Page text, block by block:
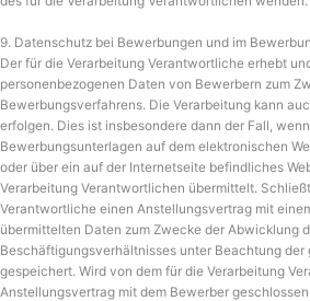
9. Datenschutz bei Bewerbungen und im
Der für die Verarbeitung Verantwortliche erhebt
personenbezogenen Daten von Bewerbern zum
Bewerbungsverfahrens. Die Verarbeitung kann
erfolgen. Dies ist insbesondere dann der Fall,
Bewerbungsunterlagen auf dem elektronischen
oder über ein auf der Internetseite befindliches
Verarbeitung Verantwortlichen übermittelt.
Verantwortliche einen Anstellungsvertrag mit
übermittelten Daten zum Zwecke der Abwicklung
Beschäftigungsverhältnisses unter Beachtung der
gespeichert. Wird von dem für die Verarbeitung
Anstellungsvertrag mit dem Bewerber